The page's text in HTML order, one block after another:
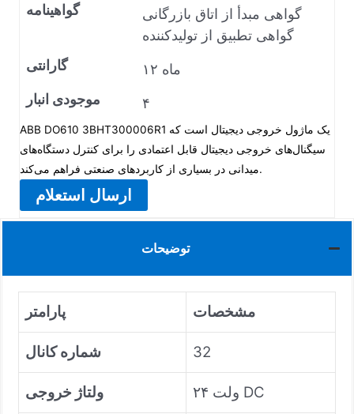
گواهینامه
گواهی مبدأ از اتاق بازرگانی
گواهی تطبیق از تولیدکننده
گارانتی
۱۲ ماه
موجودی انبار
۴
ABB DO610 3BHT300006R1 یک ماژول خروجی دیجیتال است که
سیگنال‌های خروجی دیجیتال قابل اعتمادی را برای کنترل دستگاه‌های
میدانی در بسیاری از کاربردهای صنعتی فراهم می‌کند.
ارسال استعلام
توضیحات
پارامتر مشخصات
شماره کانال 32
ولتاژ خروجی ۲۴ ولت DC